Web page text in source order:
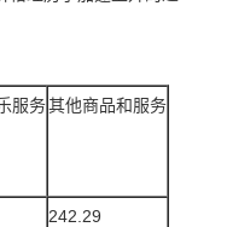
服务其他商品和服务
242.29